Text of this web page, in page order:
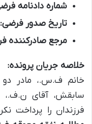
شماره دادنامه
تاریخ صدور فرضی:
مرجع صادرکننده
خلاصه جریان پرونده:
خانم ف.س.، مادر دو
فرزندان را پرداخت